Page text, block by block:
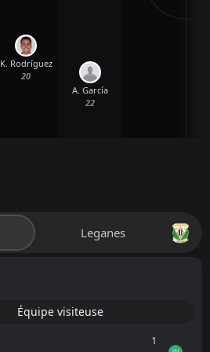
K. Rodríguez
20
A. García
22
Leganes
Équipe visiteuse
1